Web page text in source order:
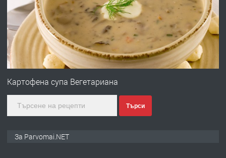
преди 1 година
ПРЕДЛАГА
Първи поход "По стъпките на Ангел
Картофена супа Вегетариана
Търси
За Parvomai.NET